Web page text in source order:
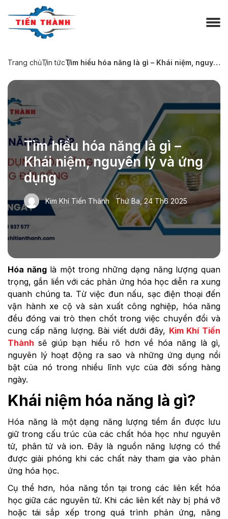
Trang chủTin tức Tìm hiểu hóa năng là gì – Khái niệm, nguyên lý và ứng dụng
Tìm hiểu hóa năng là gì –
Khái niệm, nguyên lý và ứng
dụng
Kim Khí Tiến Thành Thứ Ba, 24 Th6 2025
Hóa nănglà một trong những dạng năng lượng quan
trọng, gắn liền với các phản ứng hóa học diễn ra xung
quanh chúng ta. Từ việc đun nấu, sạc điện thoại đến
vận hành xe cộ và sản xuất công nghiệp, hóa năng
đều đóng vai trò then chốt trong việc chuyển đổi và
cung cấp năng lượng. Bài viết dưới đây, Kim Khí Tiến
Thành sẽ giúp bạn hiểu rõ hơn về hóa năng là gì,
nguyên lý hoạt động ra sao và những ứng dụng nổi
bật của nó trong nhiều lĩnh vực của đời sống hàng
ngày.
Khái niệm hóa năng là gì?
Hóa năng là một dạng năng lượng tiềm ẩn được lưu
giữ trong cấu trúc của các chất hóa học như nguyên
tử, phân tử và ion. Đây là nguồn năng lượng có thể
được giải phóng khi các chất này tham gia vào phản
ứng hóa học.
Cụ thể hơn, hóa năng tồn tại trong các liên kết hóa
học giữa các nguyên tử. Khi các liên kết này bị phá vỡ
hoặc tái sắp xếp trong quá trình phản ứng, năng